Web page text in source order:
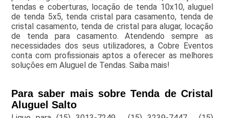
tendas e coberturas, locação de tenda 10x10, aluguel
de tenda 5x5, tenda cristal para casamento, tenda de
cristal casamento, tenda de cristal para alugar, locação
de tenda para casamento. Atendendo sempre as
necessidades dos seus utilizadores, a Cobre Eventos
conta com profissionais aptos a oferecer as melhores
soluções em Aluguel de Tendas. Saiba mais!
Para saber mais sobre Tenda de Cristal
Aluguel Salto